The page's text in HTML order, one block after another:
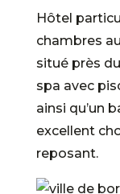
Hôtel
chambres
situé près
spa avec
ainsi qu’un
excellent
reposant.